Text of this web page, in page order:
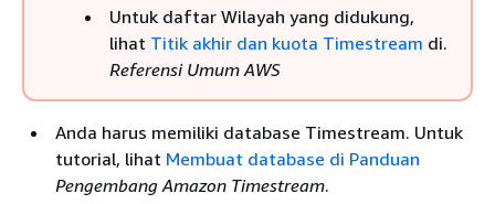
Untuk daftar Wilayah yang didukung,
lihat Titik akhir dan kuota Timestream di.
Referensi Umum AWS
Anda harus memiliki database Timestream. Untuk
tutorial, lihat Membuat database di Panduan
Pengembang Amazon Timestream.